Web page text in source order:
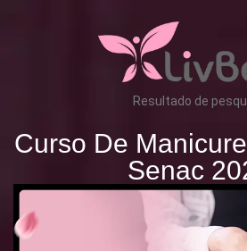
Resultado de
Curso De
Senac